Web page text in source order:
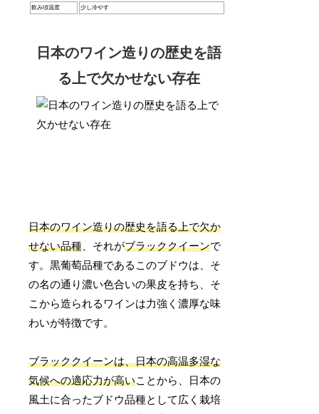
飲み頃温度 少し冷やす
日本のワイン造りの歴史を語
る上で欠かせない存在
日本のワイン造りの歴史を語る上で欠か
せない品種 、それがブラッククイーンで
す。黒葡萄品種であるこのブドウは、そ
の名の通り濃い色合いの果皮を持ち、そ
こから造られるワインは力強く濃厚な味
わいが特徴です。
ブラッククイーンは、日本の高温多湿な
気候への適応力が高いことから、日本の
風土に合ったブドウ品種として広く栽培